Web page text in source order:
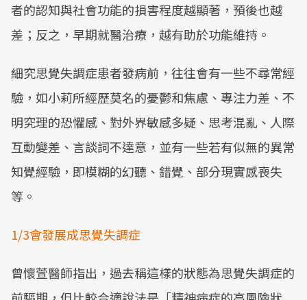
者的認知與社會功能的損害程度越顯著，預後也越
差；反之，早期就醫治療，越有助於功能維持。
細究思覺失調症患者發病前，往往會有一些不尋常經
驗，如小莉所經歷莫名的憂鬱和焦慮、專注力差、不
明究理的恐懼感、對外界敏感多疑、思考混亂、人際
互動變差、言談詞不達意，並有一些若有似無的異常
知覺經驗，即模糊的幻聽、錯覺、部分現實感喪失
等。
1/3會發展成思覺失調症
曾懷萱醫師指出，過去稱這樣的狀態為思覺失調症的